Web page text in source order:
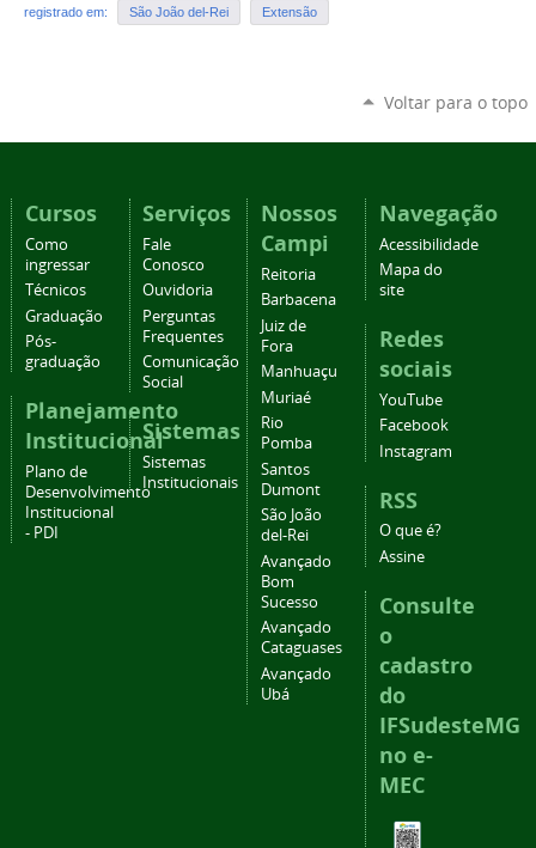
registrado em: São João del-Rei Extensão
Voltar para o topo
Cursos
Como
ingressar
Técnicos
Graduação
Pós-
graduação
Planejamento
Institucional
Plano de
Desenvolvimento
Institucional
- PDI
Serviços
Fale
Conosco
Ouvidoria
Perguntas
Frequentes
Comunicação
Social
Sistemas
Sistemas
Institucionais
Nossos
Campi
Reitoria
Barbacena
Juiz de
Fora
Manhuaçu
Muriaé
Rio
Pomba
Santos
Dumont
São João
del-Rei
Avançado
Bom
Sucesso
Avançado
Cataguases
Avançado
Ubá
Navegação
Acessibilidade
Mapa do
site
Redes
sociais
YouTube
Facebook
Instagram
RSS
O que é?
Assine
Consulte
o
cadastro
do
IFSudesteMG
no e-
MEC